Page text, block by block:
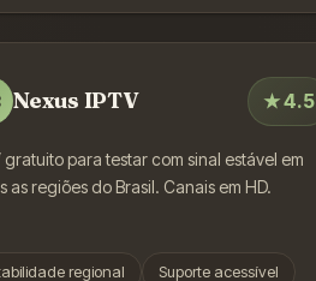
Nexus IPTV ★4.5
gratuito para testar com sinal estável em
as regiões do Brasil. Canais em HD.
regional Suporte acessível